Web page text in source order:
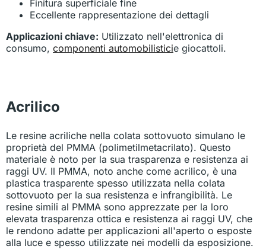
Finitura superficiale fine
Eccellente rappresentazione dei dettagli
Applicazioni chiave: Utilizzato nell'elettronica di
consumo, componenti automobilisticie giocattoli.
Acrilico
Le resine acriliche nella colata sottovuoto simulano le
proprietà del PMMA (polimetilmetacrilato). Questo
materiale è noto per la sua trasparenza e resistenza ai
raggi UV. Il PMMA, noto anche come acrilico, è una
plastica trasparente spesso utilizzata nella colata
sottovuoto per la sua resistenza e infrangibilità. Le
resine simili al PMMA sono apprezzate per la loro
elevata trasparenza ottica e resistenza ai raggi UV, che
le rendono adatte per applicazioni all'aperto o esposte
alla luce e spesso utilizzate nei modelli da esposizione.